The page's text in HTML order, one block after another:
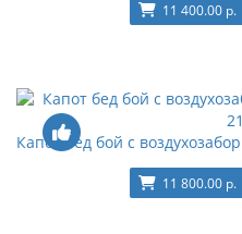
11 400.00 р.
Капот бед бой с
11 800.00 р.